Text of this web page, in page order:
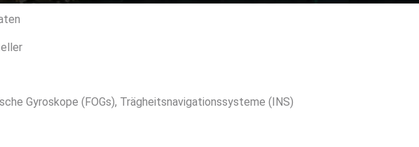
Gyroskope (FOGs), Trägheitsnavigationssysteme (INS)